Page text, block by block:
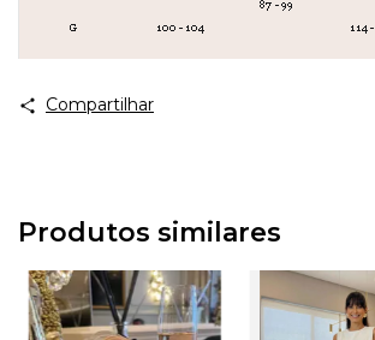
Compartilhar
Produtos similares